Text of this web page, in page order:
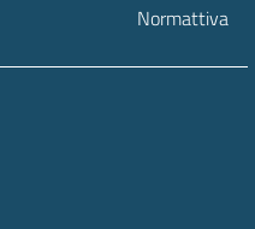
Normattiva